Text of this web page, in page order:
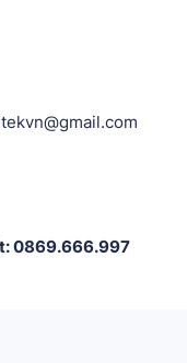
0869.666.997